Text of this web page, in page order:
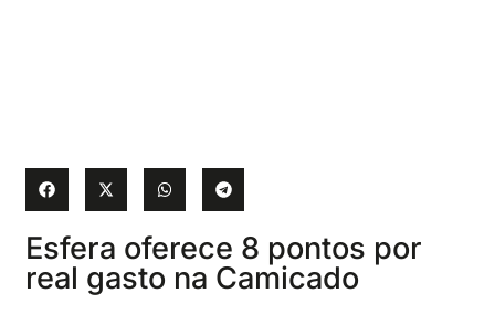
Esfera oferece 8 pontos por
real gasto na Camicado